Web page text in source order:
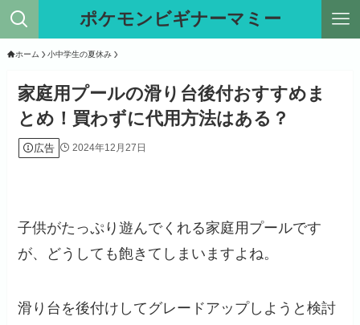
ポケモンビギナーマミー
ホーム 小中学生の夏休み
家庭用プールの滑り台後付おすすめま
とめ！買わずに代用方法はある？
広告 2024年12月27日
子供がたっぷり遊んでくれる家庭用プールです
が、どうしても飽きてしまいますよね。
滑り台を後付けしてグレードアップしようと検討